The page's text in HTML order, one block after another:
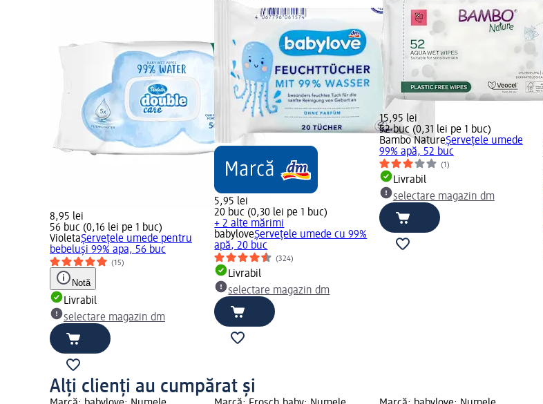
8,95 lei
56 buc (0,16 lei pe 1 buc)
VioletaȘervețele umede pentru
bebeluși 99% apa, 56 buc
(15)
Notă
Livrabil
selectare magazin dm
5,95 lei
20 buc (0,30 lei pe 1 buc)
+ 2 alte mărimi
babyloveȘervețele umede cu 99%
apă, 20 buc
(324)
Livrabil
selectare magazin dm
15,95 lei
52 buc (0,31 lei pe 1 buc)
Bambo NatureȘervețele umede
99% apă, 52 buc
(1)
Livrabil
selectare magazin dm
Alți clienți au cumpărat și